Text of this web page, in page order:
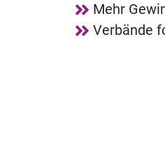
Mehr
Verbände